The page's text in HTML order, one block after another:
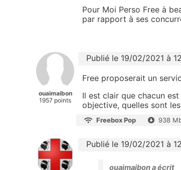
Pour Moi Perso Free à
par rapport à ses
ouaimaibon
1957 points
Publié le 19/02/2021 à
Free proposerait un
Il est clair que chacun
objective, quelles sont
Freebox Pop 938
Publié le 19/02/2021 à
ouaimaibon a écrit